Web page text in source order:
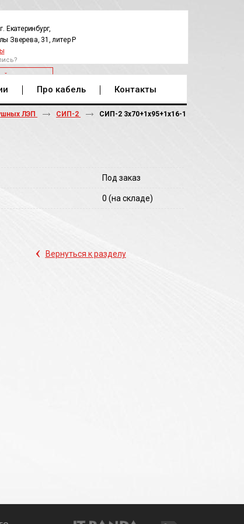
Екатеринбург,
Зверева, 31, литер Р
ЗВОНОК
Про кабель Контакты
ЛЭП СИП-2 СИП-2 3х70+1х95+1х16-1
Под заказ
0 (на складе)
‹ Вернуться к разделу